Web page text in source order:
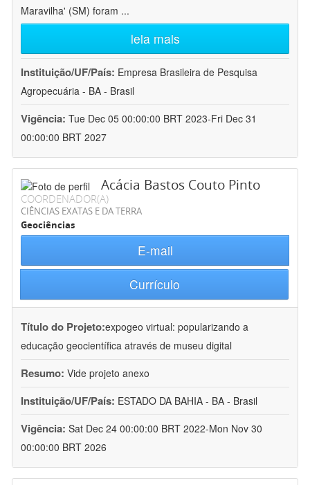
Maravilha' (SM) foram ...
leia mais
Instituição/UF/País: Empresa Brasileira de Pesquisa
Agropecuária - BA - Brasil
Vigência: Tue Dec 05 00:00:00 BRT 2023-Fri Dec 31
00:00:00 BRT 2027
Acácia Bastos Couto Pinto
COORDENADOR(A)
CIÊNCIAS EXATAS E DA TERRA
Geociências
E-mail
Currículo
Título do Projeto:expogeo virtual: popularizando a
educação geocientífica através de museu digital
Resumo: Vide projeto anexo
Instituição/UF/País: ESTADO DA BAHIA - BA - Brasil
Vigência: Sat Dec 24 00:00:00 BRT 2022-Mon Nov 30
00:00:00 BRT 2026